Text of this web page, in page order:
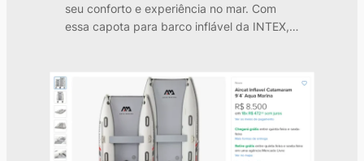
seu conforto e experiência no mar. Com
essa capota para barco inflável da INTEX,…